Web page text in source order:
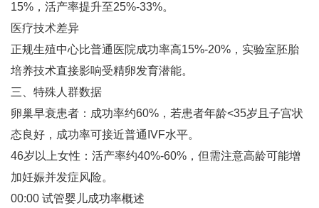
15%‌，活产率提升至25%-33%‌。
医疗技术差异‌
正规生殖中心比普通医院成功率高15%-20%‌，实验室胚胎
培养技术直接影响受精卵发育潜能‌。
三、特殊人群数据
卵巢早衰患者‌：成功率约60%‌，若患者年龄<35岁且子宫状
态良好，成功率可接近普通IVF水平‌。
46岁以上女性‌：活产率约40%-60%‌，但需注意高龄可能增
加妊娠并发症风险‌。
00:00 试管婴儿成功率概述